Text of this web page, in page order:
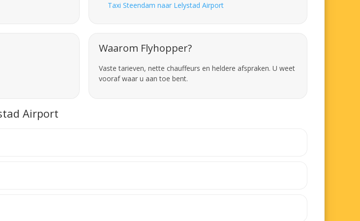
Taxi Steendam naar Lelystad Airport
Waarom Flyhopper?
Vaste tarieven, nette chauffeurs en heldere afspraken. U weet
vooraf waar u aan toe bent.
Airport